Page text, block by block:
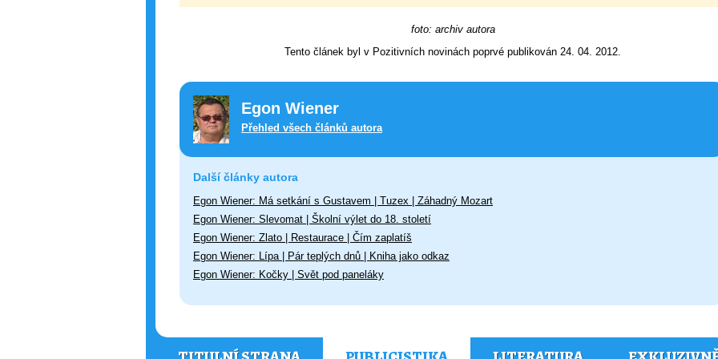
foto: archiv autora
Tento článek byl v Pozitivních novinách poprvé publikován 24. 04. 2012.
Egon Wiener
Přehled všech článků autora
Další články autora
Egon Wiener: Má setkání s Gustavem | Tuzex | Záhadný Mozart
Egon Wiener: Slevomat | Školní výlet do 18. století
Egon Wiener: Zlato | Restaurace | Čím zaplatíš
Egon Wiener: Lípa | Pár teplých dnů | Kniha jako odkaz
Egon Wiener: Kočky | Svět pod paneláky